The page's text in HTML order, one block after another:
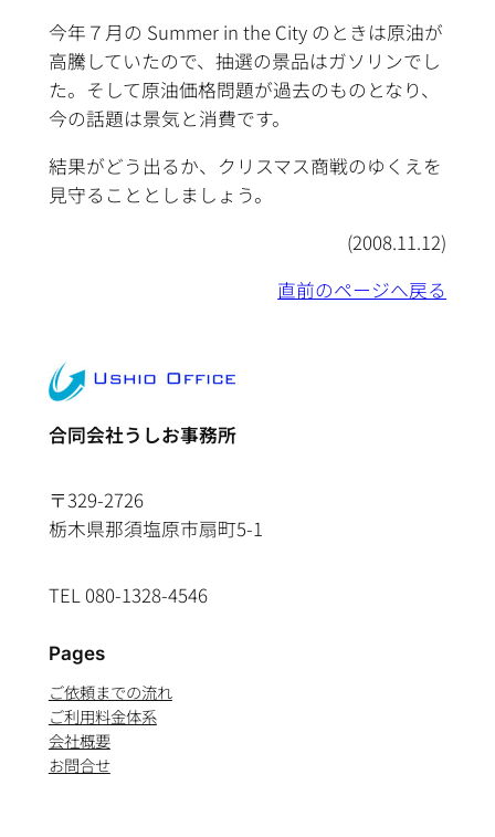
今年７月の Summer in the City のときは原油が
高騰していたので、抽選の景品はガソリンでし
た。そして原油価格問題が過去のものとなり、
今の話題は景気と消費です。
結果がどう出るか、クリスマス商戦のゆくえを
見守ることとしましょう。
(2008.11.12)
直前のページへ戻る
合同会社うしお事務所
〒329-2726
栃木県那須塩原市扇町5-1
TEL 080-1328-4546
Pages
ご依頼までの流れ
ご利用料金体系
会社概要
お問合せ